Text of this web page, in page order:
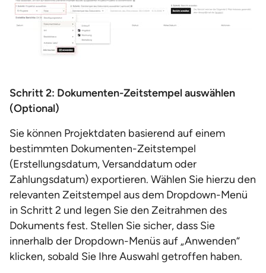
Schritt 2: Dokumenten-Zeitstempel auswählen
(Optional)
Sie können Projektdaten basierend auf einem
bestimmten Dokumenten-Zeitstempel
(Erstellungsdatum, Versanddatum oder
Zahlungsdatum) exportieren. Wählen Sie hierzu den
relevanten Zeitstempel aus dem Dropdown-Menü
in Schritt 2 und legen Sie den Zeitrahmen des
Dokuments fest. Stellen Sie sicher, dass Sie
innerhalb der Dropdown-Menüs auf „Anwenden“
klicken, sobald Sie Ihre Auswahl getroffen haben.